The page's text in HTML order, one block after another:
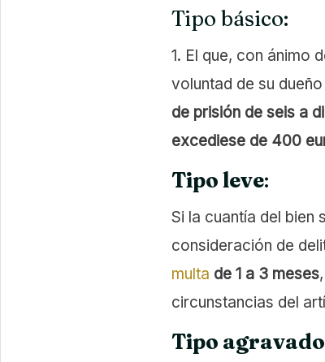
Tipo básico:
1. El que, con ánimo
voluntad de su
de prisión de seis a
excediese de 400
Tipo leve:
Si la cuantía del bien
consideración de
multa de 1 a 3 meses
circunstancias del
Tipo agravado